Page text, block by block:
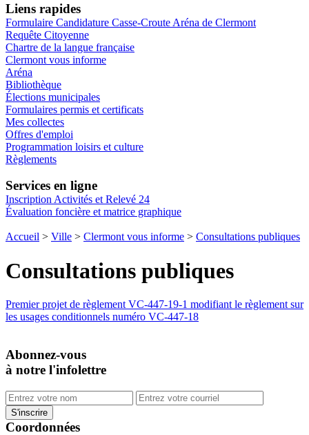
Liens rapides
Formulaire Candidature Casse-Croute Aréna de Clermont
Requête Citoyenne
Chartre de la langue française
Clermont vous informe
Aréna
Bibliothèque
Élections municipales
Formulaires permis et certificats
Mes collectes
Offres d'emploi
Programmation loisirs et culture
Règlements
Services en ligne
Inscription Activités et Relevé 24
Évaluation foncière et matrice graphique
Accueil > Ville > Clermont vous informe > Consultations publiques
Consultations publiques
Premier projet de règlement VC-447-19-1 modifiant le règlement sur
les usages conditionnels numéro VC-447-18
Abonnez-vous
à notre l'infolettre
Coordonnées